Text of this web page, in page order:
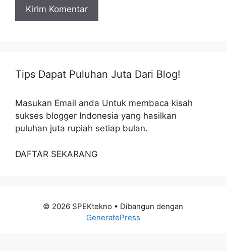
Tips Dapat Puluhan Juta Dari Blog!
Masukan Email anda Untuk membaca kisah
sukses blogger Indonesia yang hasilkan
puluhan juta rupiah setiap bulan.
DAFTAR SEKARANG
© 2026 SPEKtekno • Dibangun dengan
GeneratePress